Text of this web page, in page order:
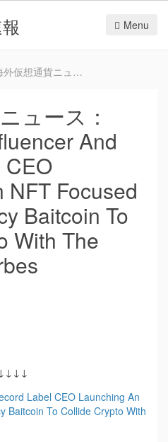
Menu
ス：Meet Antz: Influencer And Record Label CEO Launching An NFT Focused Cryptocurrency Baitcoin To Collide Crypto With The Industry – Forbes
ュース：
And
NFT Focused
Baitcoin To
With The
Label CEO Launching An
Baitcoin To Collide Crypto With